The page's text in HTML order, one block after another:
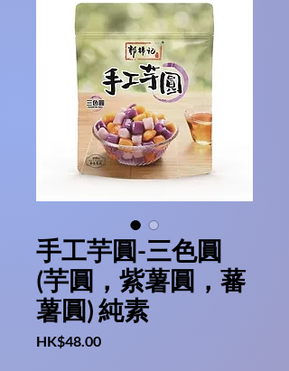
手工芋圓-三色圓
(芋圓，紫薯圓，蕃
薯圓) 純素
HK$48.00價